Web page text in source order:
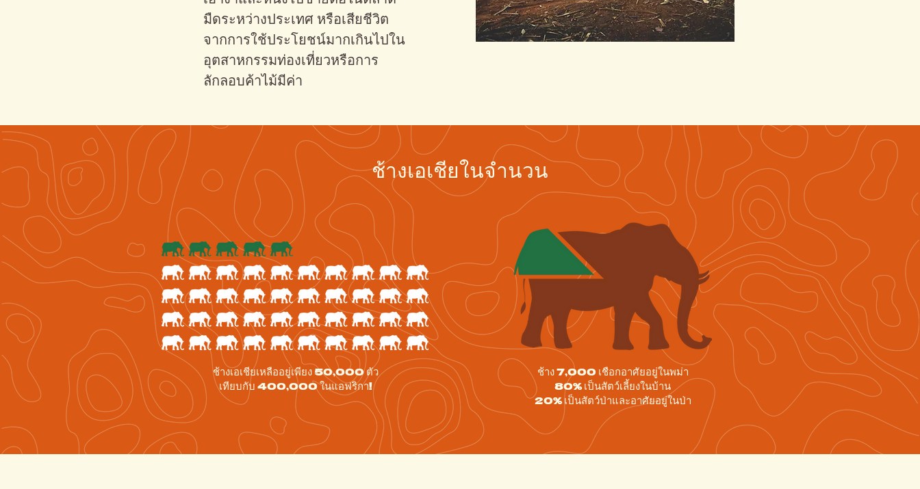
มืดระหว่างประเทศ หรือเสียชีวิต
จากการใช้ประโยชน์มากเกินไปใน
อุตสาหกรรมท่องเที่ยวหรือการ
ลักลอบค้าไม้มีค่า
ช้างเอเชียในจำนวน
ช้างเอเชียเหลืออยู่เพียง 50,000 ตัว
เทียบกับ 400,000 ในแอฟริกา!
ช้าง 7,000 เชือกอาศัยอยู่ในพม่า
80% เป็นสัตว์เลี้ยงในบ้าน
20% เป็นสัตว์ป่าและอาศัยอยู่ในป่า